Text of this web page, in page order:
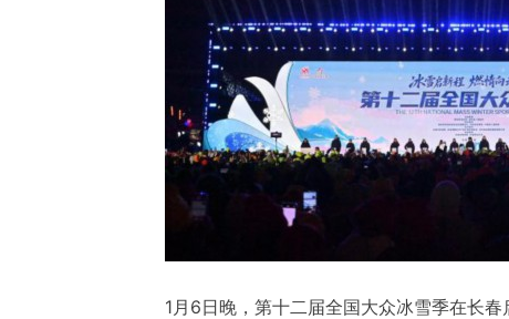
1月6日晚，第十二届全国大众冰雪季在长